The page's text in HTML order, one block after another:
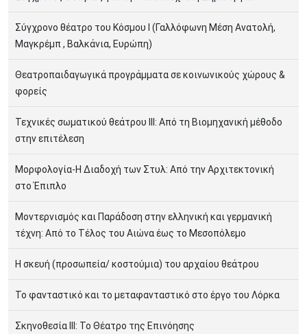
Σύγχρονο θέατρο του Κόσμου Ι (Γαλλόφωνη Μέση Ανατολή,
Μαγκρέμπ , Βαλκάνια, Ευρώπη)
Θεατροπαιδαγωγικά προγράμματα σε κοινωνικούς χώρους &
φορείς
Τεχνικές σωματικού θεάτρου ΙΙΙ: Από τη Βιομηχανική μέθοδο
στην επιτέλεση
Μορφολογία-Η Διαδοχή των Στυλ: Από την Αρχιτεκτονική
στο Έπιπλο
Μοντερνισμός και Παράδοση στην ελληνική και γερμανική
τέχνη: Από το Τέλος του Αιώνα έως το Μεσοπόλεμο
Η σκευή (προσωπεία/ κοστούμια) του αρχαίου θεάτρου
Το φανταστικό και το μεταφανταστικό στο έργο του Λόρκα
Σκηνοθεσία ΙΙΙ: Το Θέατρο της Επινόησης